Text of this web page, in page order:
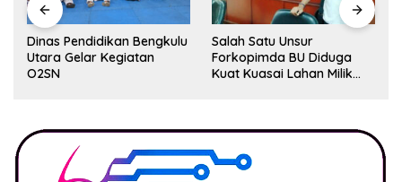
Dinas Pendidikan Bengkulu
Utara Gelar Kegiatan
O2SN
Salah Satu Unsur
Forkopimda BU Diduga
Kuat Kuasai Lahan Milik